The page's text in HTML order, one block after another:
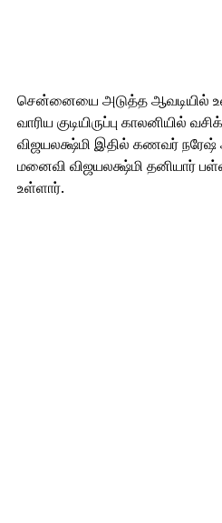
சென்னையை அடுத்த ஆவடியில்
வாரிய குடியிருப்பு காலனியில்
விஜயலக்ஷ்மி இதில் கணவர் நரேஷ்
மனைவி விஜயலக்ஷ்மி தனியார்
உள்ளார்.